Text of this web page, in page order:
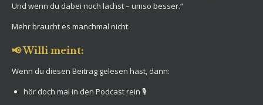
Und wenn du dabei noch lachst – umso besser.“
Mehr braucht es manchmal nicht.
📢 Willi meint:
Wenn du diesen Beitrag gelesen hast, dann:
hör doch mal in den Podcast rein 🎙️